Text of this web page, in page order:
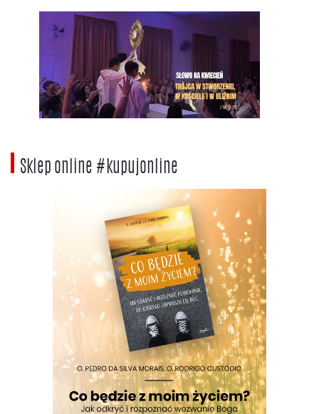
Sklep online #kupujonline